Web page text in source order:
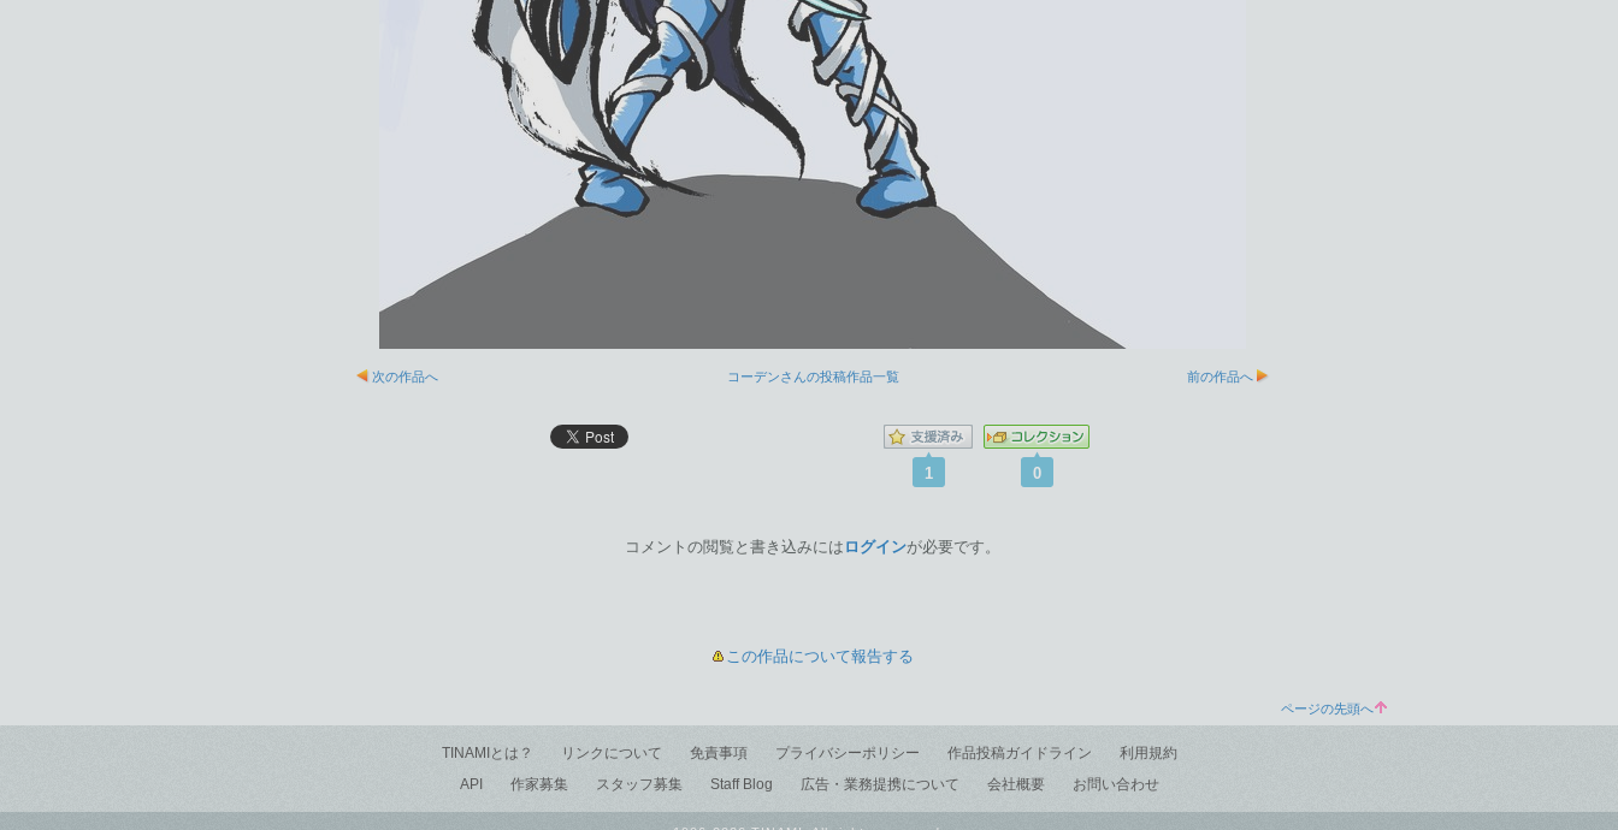
次の作品へ コーデンさんの投稿作品一覧 前の作品へ
1 0
コメントの閲覧と書き込みには ログインが必要です。
この作品について報告する
ページの先頭へ
TINAMIとは？ リンクについて 免責事項 プライバシーポリシー 作品投稿ガイドライン
利用規約
API
作家募集 スタッフ募集 Staff Blog 広告・業務提携について 会社概要 お問い合わせ